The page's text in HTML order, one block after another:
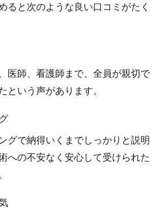
ると次のような良い口コミがたく
医師、看護師まで、全員が親切で
という声があります。
グで納得いくまでしっかりと説明
への不安なく安心して受けられた